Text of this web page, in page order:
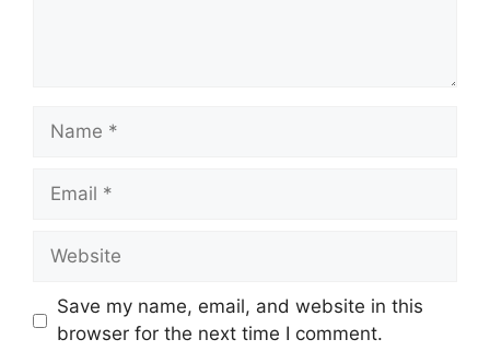
Name
Email
Website
Save my name, email, and website in this
browser for the next time I comment.